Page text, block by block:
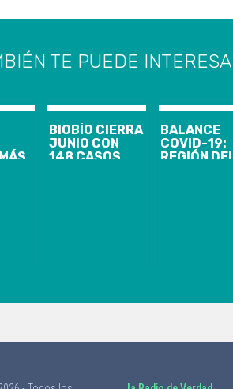
TE PUEDE
BIOBÍO CIERRA
JUNIO CON
148 CASOS
BALANCE
COVID-19:
REGIÓN DEL